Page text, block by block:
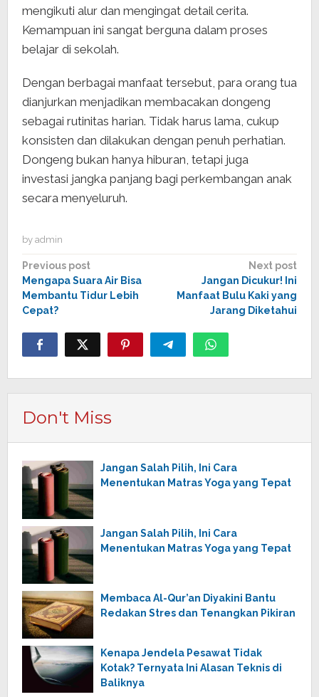
mengikuti alur dan mengingat detail cerita.
Kemampuan ini sangat berguna dalam proses
belajar di sekolah.
Dengan berbagai manfaat tersebut, para orang tua
dianjurkan menjadikan membacakan dongeng
sebagai rutinitas harian. Tidak harus lama, cukup
konsisten dan dilakukan dengan penuh perhatian.
Dongeng bukan hanya hiburan, tetapi juga
investasi jangka panjang bagi perkembangan anak
secara menyeluruh.
by admin
Post
navigation
Previous post
Mengapa Suara Air Bisa
Membantu Tidur Lebih
Cepat?
Next post
Jangan Dicukur! Ini
Manfaat Bulu Kaki yang
Jarang Diketahui
Don't Miss
Jangan Salah Pilih, Ini Cara
Menentukan Matras Yoga yang Tepat
Jangan Salah Pilih, Ini Cara
Menentukan Matras Yoga yang Tepat
Membaca Al-Qur’an Diyakini Bantu
Redakan Stres dan Tenangkan Pikiran
Kenapa Jendela Pesawat Tidak
Kotak? Ternyata Ini Alasan Teknis di
Baliknya